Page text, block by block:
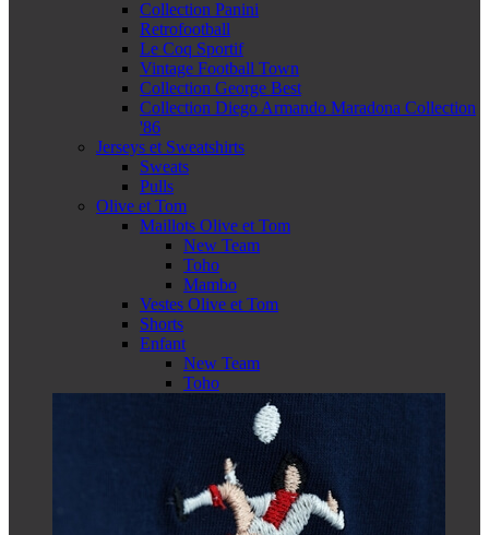
Collection Panini
Retrofootball
Le Coq Sportif
Vintage Football Town
Collection George Best
Collection Diego Armando Maradona Collection
'86
Jerseys et Sweatshirts
Sweats
Pulls
Olive et Tom
Maillots Olive et Tom
New Team
Toho
Mambo
Vestes Olive et Tom
Shorts
Enfant
New Team
Toho